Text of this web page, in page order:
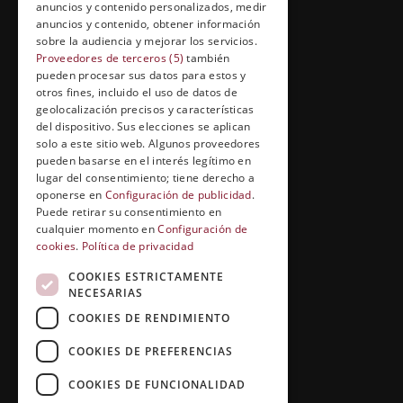
FORMACIÓN Y ENTRETENIMIENTO
Formación abierta
Cuídate con Grupo Esneca
Entrevistas profesionales
EL RINCÓN DEL ALUMNO
Conócenos
Preguntas y respuestas
Clases virtuales
anuncios y contenido personalizados, medir
anuncios y contenido, obtener información
sobre la audiencia y mejorar los servicios.
Proveedores de terceros (5) también
pueden procesar sus datos para estos y
otros fines, incluido el uso de datos de
geolocalización precisos y características
del dispositivo. Sus elecciones se aplican
solo a este sitio web. Algunos proveedores
pueden basarse en el interés legítimo en
lugar del consentimiento; tiene derecho a
oponerse en Configuración de publicidad.
Puede retirar su consentimiento en
cualquier momento enConfiguración de
cookies. Política de privacidad
COOKIES ESTRICTAMENTE
NECESARIAS
COOKIES DE RENDIMIENTO
COOKIES DE PREFERENCIAS
COOKIES DE FUNCIONALIDAD